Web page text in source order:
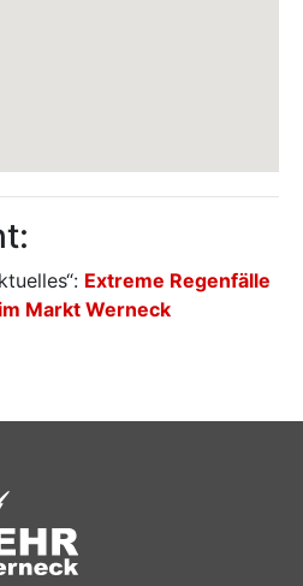
Extreme Regenfälle
Markt Werneck